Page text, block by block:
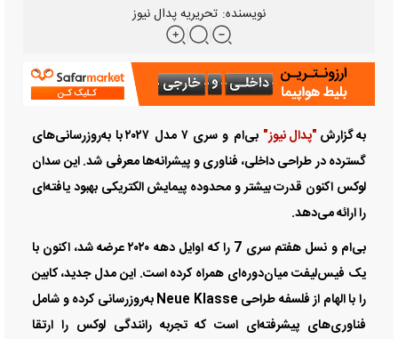
نویسنده: تحریریه پدال نیوز
به گزارش"پدال نیوز"
بی‌ام و سری ۷ مدل ۲۰۲۷ با به‌روزرسانی‌های
گسترده در طراحی داخلی، فناوری و پیشرانه‌ها معرفی شد. این سدان
لوکس اکنون قدرت بیشتر و محدوده پیمایش الکتریکی بهبود یافته‌ای
را ارائه می‌دهد.
بی‌ام و نسل هفتم سری 7 را که اوایل دهه ۲۰۲۰ عرضه شد، اکنون با
یک فیس‌لیفت میان‌دوره‌ای همراه کرده است. این مدل جدید، کابین
را با الهام از فلسفه طراحی Neue Klasse به‌روزرسانی کرده و شامل
فناوری‌های پیشرفته‌ای است که تجربه رانندگی لوکس را ارتقا